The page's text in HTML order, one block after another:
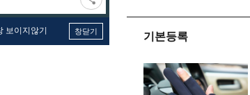
보이지않기 창닫기 기본등록